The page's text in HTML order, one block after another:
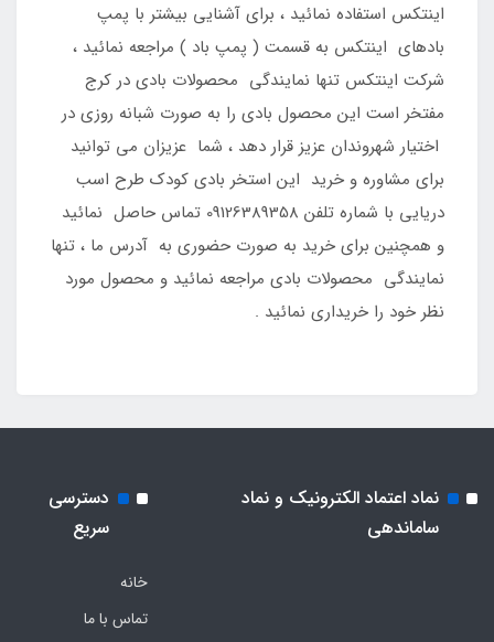
اینتکس استفاده نمائید ، برای آشنایی بیشتر با پمپ
بادهای اینتکس به قسمت ( پمپ باد ) مراجعه نمائید ،
شرکت اینتکس تنها نمایندگی محصولات بادی در کرج
مفتخر است این محصول بادی را به صورت شبانه روزی در
اختیار شهروندان عزیز قرار دهد ، شما عزیزان می توانید
برای مشاوره و خرید این استخر بادی کودک طرح اسب
دریایی با شماره تلفن 09126389358 تماس حاصل نمائید
و همچنین برای خرید به صورت حضوری به آدرس ما ، تنها
نمایندگی محصولات بادی مراجعه نمائید و محصول مورد
نظر خود را خریداری نمائید .
نماد اعتماد الکترونیک و نماد
ساماندهی
دسترسی
سریع
خانه
تماس با ما